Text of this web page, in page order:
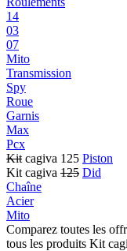
14
03
07
Mito
Transmission
Spy
Roue
Garnis
Max
Pcx
Kit cagiva 125 Piston
Kit cagiva 125 Did
Chaîne
Acier
Mito
Comparez toutes les
tous les produits Kit